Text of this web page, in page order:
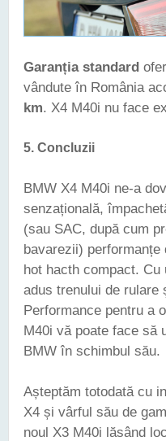
Garanția standard
vândute în România
km. X4 M40i nu face
5. Concluzii
BMW X4 M40i ne-a
senzațională,
(sau SAC, după cum
bavarezii) performanțe
hot hacth compact. Cu
adus trenului de rulare
Performance pentru a
M40i vă poate face să
BMW în schimbul său.
Așteptăm totodată cu
X4 și vârful său de
noul X3 M40i lăsând